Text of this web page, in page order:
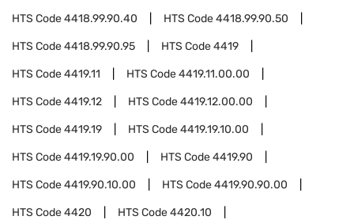
HTS Code4418.99.90.40 HTS Code4418.99.90.50
HTS Code4418.99.90.95 HTS Code4419
HTS Code4419.11 HTS Code4419.11.00.00
HTS Code4419.12 HTS Code4419.12.00.00
HTS Code4419.19 HTS Code4419.19.10.00
HTS Code4419.19.90.00 HTS Code4419.90
HTS Code4419.90.10.00 HTS Code4419.90.90.00
HTS Code4420 HTS Code4420.10